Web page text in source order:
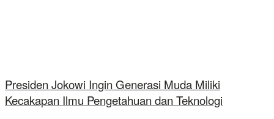
Presiden Jokowi Ingin Generasi Muda Miliki
Kecakapan Ilmu Pengetahuan dan Teknologi